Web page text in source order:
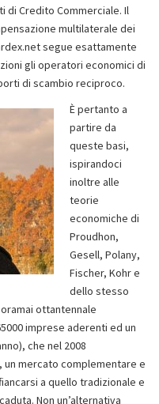
di Credito Commerciale. Il
multilaterale dei
segue esattamente
gli operatori economici di
di scambio reciproco.
È pertanto a
partire da
queste basi,
ispirandoci
inoltre alle
teorie
economiche di
Proudhon,
Gesell, Polany,
Fischer, Kohr e
dello stesso
ottantennale
imprese aderenti ed un
che nel 2008
mercato complementare e
a quello tradizionale e
Non un’alternativa